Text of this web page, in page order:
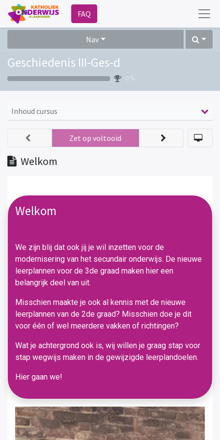
FAQ
Nav
Geschiedenis III-Ges-d
0 %
Inhoud cursus
Welkom
Zet op voltooid
Welkom
We zijn blij dat ook jij je wil inzetten voor de
modernisering van het secundair onderwijs. De nieuwe
leerplannen voor de 3de graad maken hier een
belangrijk deel van uit.
Misschien maakte je ook al kennis met de nieuwe
leerplannen van de 2de graad? Misschien doe je dit
voor één of wel meerdere vakken of richtingen?
Wat je achtergrond ook is, wij willen je graag stap voor
stap wegwijs maken in de gewijzigde leerplandoelen.
Hier gaan we!